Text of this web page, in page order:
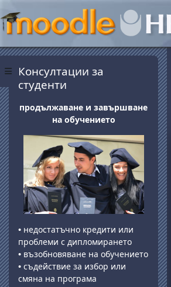
Страничен панел
Блокове
Консултации за
студенти
продължаване и завършване
на обучението
• недостатъчно кредити или
проблеми с дипломирането
• възобновяване на обучението
• съдействие за избор или
смяна на програма